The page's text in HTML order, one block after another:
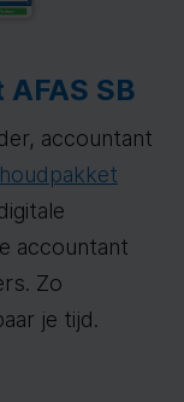
SB
accountant
accountant
Zo
je tijd.